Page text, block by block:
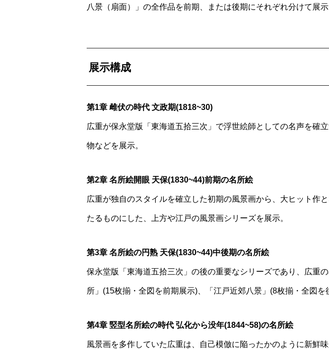
八景（扇面）」の全作品を前期、または後期にそれぞれ分けて展
展示構成
第1章 雌伏の時代 文政期(1818~30)
広重が保永堂版「東海道五拾三次」で浮世絵師としての名声を確
物などを展示。
第2章 名所絵開眼 天保(1830~44)前期の名所絵
広重が独自のスタイルを確立した初期の風景画から、大ヒット作
たるものにした、上方や江戸の風景画シリーズを展示。
第3章 名所絵の円熟 天保(1830~44)中後期の名所絵
保永堂版「東海道五拾三次」の後の重要なシリーズであり、広重
所」(15枚揃・全図を前期展示)、「江戸近郊八景」(8枚揃・全図
第4章 竪型名所絵の時代 弘化から没年(1844~58)の名所絵
風景画を多作していた広重は、自己模倣に陥ったかのように新鮮